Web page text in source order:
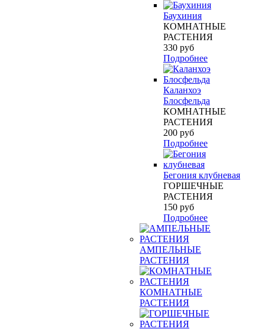
Баухиния
КОМНАТНЫЕ
РАСТЕНИЯ
330 руб
Подробнее
Каланхоэ
Блосфельда
КОМНАТНЫЕ
РАСТЕНИЯ
200 руб
Подробнее
Бегония клубневая
ГОРШЕЧНЫЕ
РАСТЕНИЯ
150 руб
Подробнее
АМПЕЛЬНЫЕ
РАСТЕНИЯ
КОМНАТНЫЕ
РАСТЕНИЯ